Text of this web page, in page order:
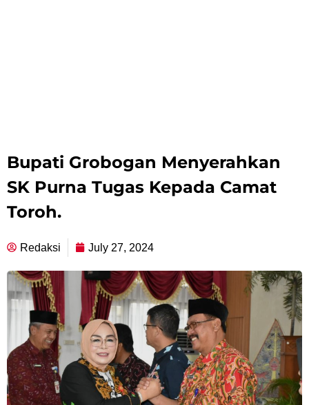
Bupati Grobogan Menyerahkan
SK Purna Tugas Kepada Camat
Toroh.
Redaksi July 27, 2024